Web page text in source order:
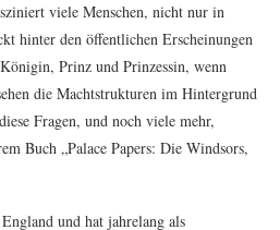
viele Menschen, nicht nur in
hinter den öffentlichen Erscheinungen
Prinz und Prinzessin, wenn
die Machtstrukturen im Hintergrund
Fragen, und noch viele mehr,
Buch „Palace Papers: Die Windsors,
und hat jahrelang als